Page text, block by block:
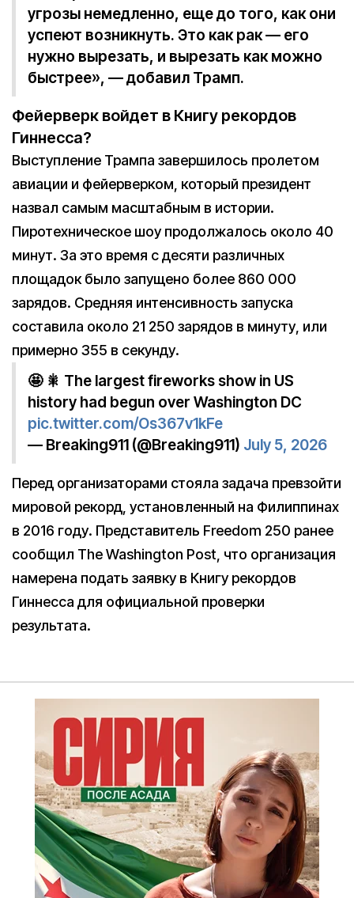
угрозы немедленно, еще до того, как они
успеют возникнуть. Это как рак — его
нужно вырезать, и вырезать как можно
быстрее», — добавил Трамп.
Фейерверк войдет в Книгу рекордов
Гиннесса?
Выступление Трампа завершилось пролетом
авиации и фейерверком, который президент
назвал самым масштабным в истории.
Пиротехническое шоу продолжалось около 40
минут. За это время с десяти различных
площадок было запущено более 860 000
зарядов. Средняя интенсивность запуска
составила около 21 250 зарядов в минуту, или
примерно 355 в секунду.
🤩 🎇 The largest fireworks show in US
history had begun over Washington DC
pic.twitter.com/Os367v1kFe
— Breaking911 (@Breaking911) July 5, 2026
Перед организаторами стояла задача превзойти
мировой рекорд, установленный на Филиппинах
в 2016 году. Представитель Freedom 250 ранее
сообщил The Washington Post, что организация
намерена подать заявку в Книгу рекордов
Гиннесса для официальной проверки
результата.